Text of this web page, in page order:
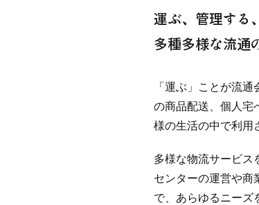
運ぶ、管理する
多種多様な流通
「運ぶ」ことが流
の商品配送、個人宅
様の生活の中で利用
多様な物流サービス
センターの運営や商
で、あらゆるニーズ